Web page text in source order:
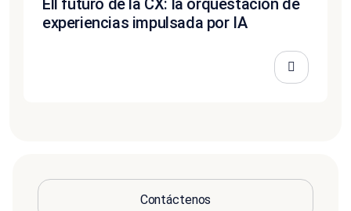
experiencias impulsada por IA
Contáctenos